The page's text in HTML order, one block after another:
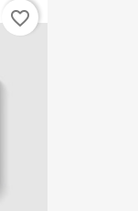
favorite_border